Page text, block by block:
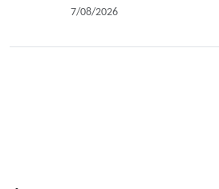
7/08/2026